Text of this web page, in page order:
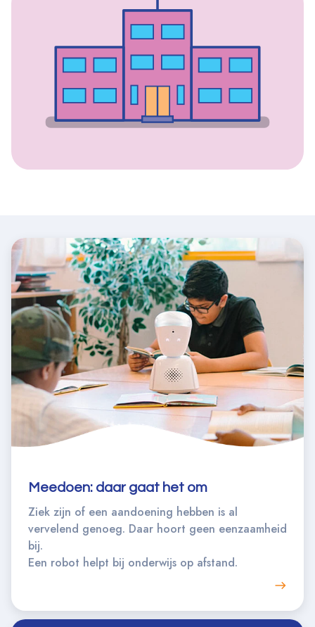
Meedoen: daar gaat het om
Ziek zijn of een aandoening hebben is al
vervelend genoeg. Daar hoort geen eenzaamheid
bij.
Een robot helpt bij onderwijs op afstand.